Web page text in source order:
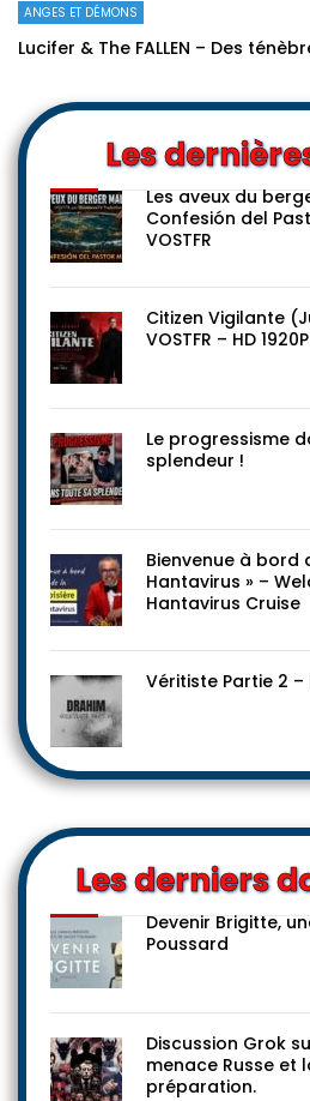
ANGES ET DÉMONS
Lucifer & The FALLEN – Des
Les
Les aveux du
Confesión del
VOSTFR
Citizen Vigilante
VOSTFR – HD 1920P
Le progressisme
splendeur !
Bienvenue à bord
Hantavirus » –
Hantavirus Cruise
Véritiste Partie 2 –
Les derniers
Devenir Brigitte,
Poussard
Discussion Grok
menace Russe et
préparation.